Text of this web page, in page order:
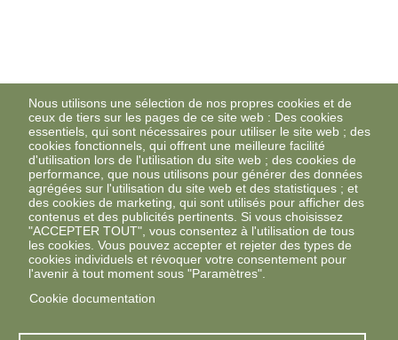
Nous utilisons une sélection de nos propres cookies et de
ceux de tiers sur les pages de ce site web : Des cookies
essentiels, qui sont nécessaires pour utiliser le site web ; des
cookies fonctionnels, qui offrent une meilleure facilité
d'utilisation lors de l'utilisation du site web ; des cookies de
performance, que nous utilisons pour générer des données
agrégées sur l'utilisation du site web et des statistiques ; et
des cookies de marketing, qui sont utilisés pour afficher des
contenus et des publicités pertinents. Si vous choisissez
"ACCEPTER TOUT", vous consentez à l'utilisation de tous
les cookies. Vous pouvez accepter et rejeter des types de
cookies individuels et révoquer votre consentement pour
l'avenir à tout moment sous "Paramètres".
Cookie documentation